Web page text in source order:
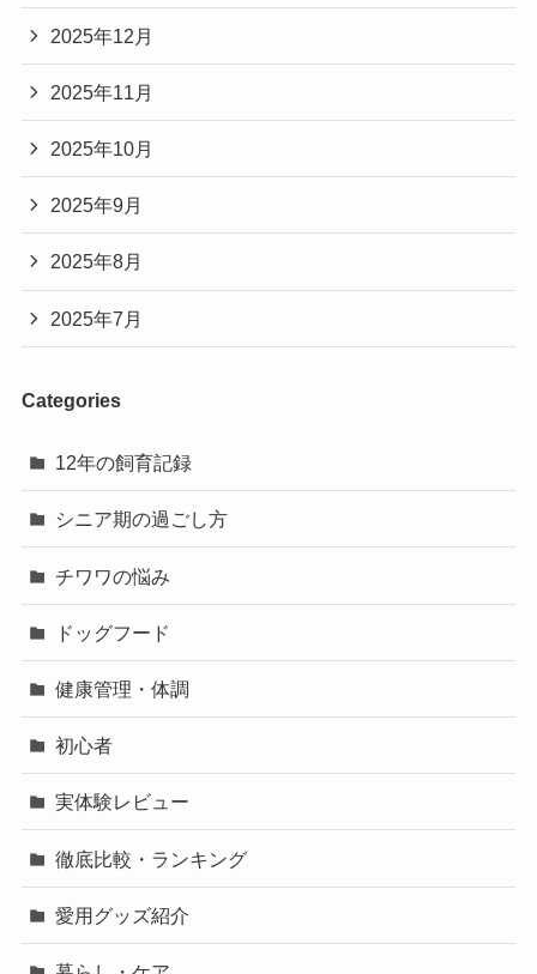
2025年12月
2025年11月
2025年10月
2025年9月
2025年8月
2025年7月
Categories
12年の飼育記録
シニア期の過ごし方
チワワの悩み
ドッグフード
健康管理・体調
初心者
実体験レビュー
徹底比較・ランキング
愛用グッズ紹介